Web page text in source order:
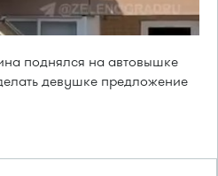
поднялся на автовышке
девушке предложение